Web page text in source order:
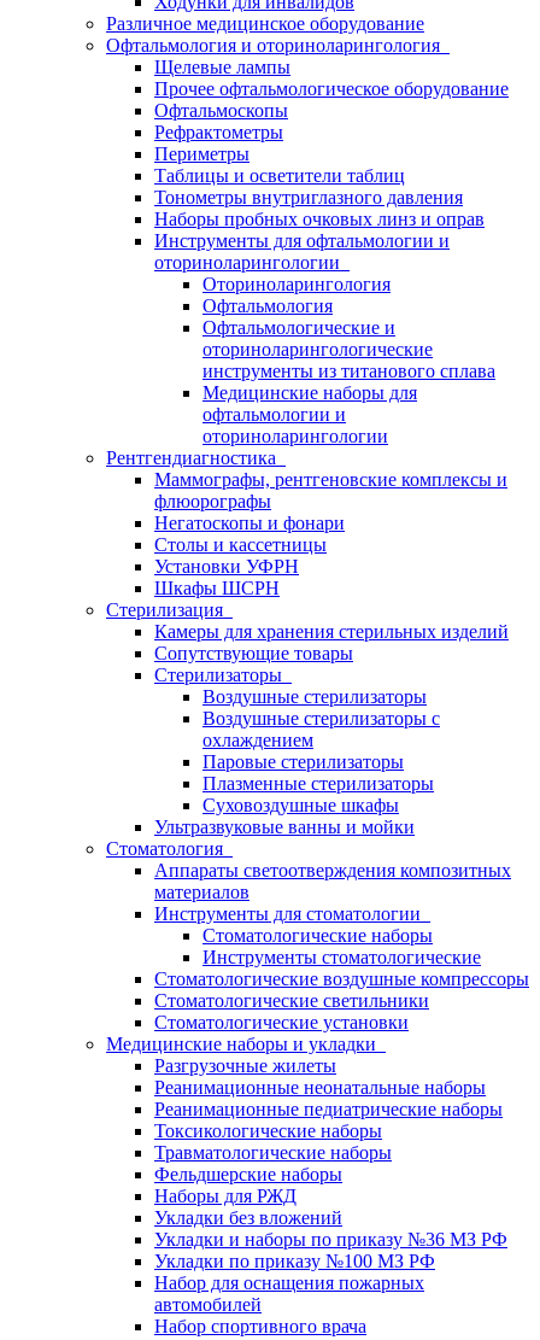
Различное медицинское оборудование
Офтальмология и оториноларингология
Щелевые лампы
Прочее офтальмологическое оборудование
Офтальмоскопы
Рефрактометры
Периметры
Таблицы и осветители таблиц
Тонометры внутриглазного давления
Наборы пробных очковых линз и оправ
Инструменты для офтальмологии и
оториноларингологии
Оториноларингология
Офтальмология
Офтальмологические и
оториноларингологические
инструменты из титанового сплава
Медицинские наборы для
офтальмологии и
оториноларингологии
Рентгендиагностика
Маммографы, рентгеновские комплексы и
флюорографы
Негатоскопы и фонари
Столы и кассетницы
Установки УФРН
Шкафы ШСРН
Стерилизация
Камеры для хранения стерильных изделий
Сопутствующие товары
Стерилизаторы
Воздушные стерилизаторы
Воздушные стерилизаторы с
охлаждением
Паровые стерилизаторы
Плазменные стерилизаторы
Суховоздушные шкафы
Ультразвуковые ванны и мойки
Стоматология
Аппараты светоотверждения композитных
материалов
Инструменты для стоматологии
Стоматологические наборы
Инструменты стоматологические
Стоматологические воздушные компрессоры
Стоматологические светильники
Стоматологические установки
Медицинские наборы и укладки
Разгрузочные жилеты
Реанимационные неонатальные наборы
Реанимационные педиатрические наборы
Токсикологические наборы
Травматологические наборы
Фельдшерские наборы
Наборы для РЖД
Укладки без вложений
Укладки и наборы по приказу №36 МЗ РФ
Укладки по приказу №100 МЗ РФ
Набор для оснащения пожарных
автомобилей
Набор спортивного врача